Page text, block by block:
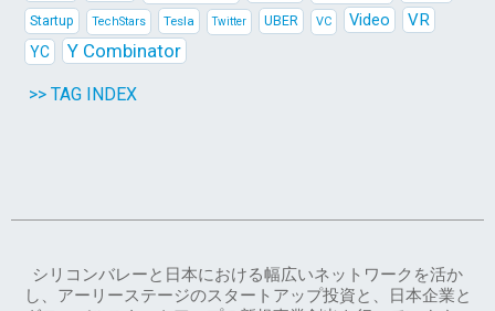
Startup TechStars Tesla Twitter UBER VC Video VR
YC Y Combinator
>> TAG INDEX
シリコンバレーと日本における幅広いネットワークを活か
し、アーリーステージのスタートアップ投資と、日本企業と